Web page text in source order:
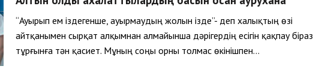
“Ауырып ем іздегенше, ауырмаудың жолын ізде”- деп халықтың өзі
айтқанымен сырқат алқымнан алмайынша дәрігердің есігін қақпау біраз
тұрғынға тән қасиет. Мұның соңы орны толмас өкінішпен…